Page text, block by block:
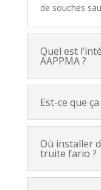
de souches
Quel est
AAPPMA ?
Est-ce que
Où installer
truite fario ?